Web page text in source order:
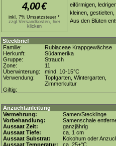
4,00€
inkl. 7% Umsatzsteuer *
zzgl.Versandkosten, hier
klicken
eiförmigen,
kleinen,
Aus den Blüten
Steckbrief
Familie:
Rubiaceae Krappgewächse
Herkunft:
Südamerika
Gruppe:
Strauch
Zone:
11
Überwinterung:
mind. 10-15°C
Verwendung:
Topfgarten, Wintergarten,
Zimmerkultur
Giftig:
Anzuchtanleitung
Vermehrung:
Samen/Stecklinge
Vorbehandlung:
Samenschale
Aussaat Zeit:
ganzjährig
Aussaat Tiefe:
ca. 1 cm
Aussaat Substrat:
Kokohum oder
Aussaat Temperatur:
ca. 25+°C